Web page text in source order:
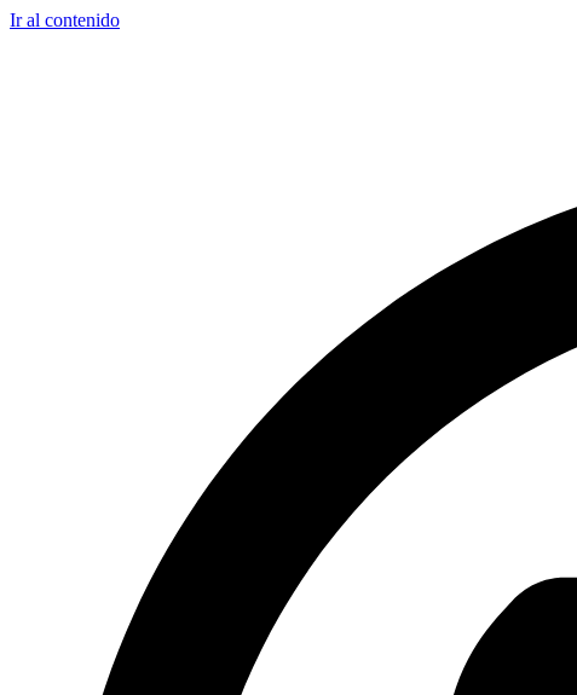
Ir al contenido